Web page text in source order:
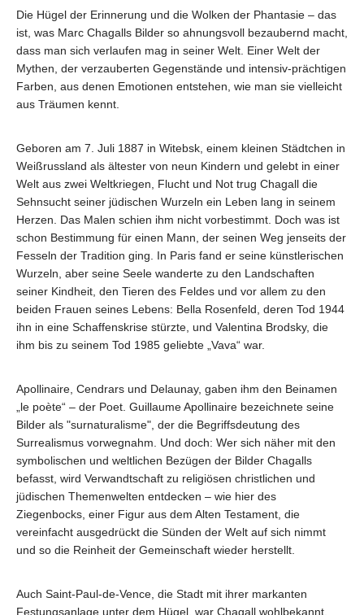
Die Hügel der Erinnerung und die Wolken der Phantasie – das
ist, was Marc Chagalls Bilder so ahnungsvoll bezaubernd macht,
dass man sich verlaufen mag in seiner Welt. Einer Welt der
Mythen, der verzauberten Gegenstände und intensiv-prächtigen
Farben, aus denen Emotionen entstehen, wie man sie vielleicht
aus Träumen kennt.
Geboren am 7. Juli 1887 in Witebsk, einem kleinen Städtchen in
Weißrussland als ältester von neun Kindern und gelebt in einer
Welt aus zwei Weltkriegen, Flucht und Not trug Chagall die
Sehnsucht seiner jüdischen Wurzeln ein Leben lang in seinem
Herzen. Das Malen schien ihm nicht vorbestimmt. Doch was ist
schon Bestimmung für einen Mann, der seinen Weg jenseits der
Fesseln der Tradition ging. In Paris fand er seine künstlerischen
Wurzeln, aber seine Seele wanderte zu den Landschaften
seiner Kindheit, den Tieren des Feldes und vor allem zu den
beiden Frauen seines Lebens: Bella Rosenfeld, deren Tod 1944
ihn in eine Schaffenskrise stürzte, und Valentina Brodsky, die
ihm bis zu seinem Tod 1985 geliebte „Vava“ war.
Apollinaire, Cendrars und Delaunay, gaben ihm den Beinamen
„le poète“ – der Poet. Guillaume Apollinaire bezeichnete seine
Bilder als "surnaturalisme", der die Begriffsdeutung des
Surrealismus vorwegnahm. Und doch: Wer sich näher mit den
symbolischen und weltlichen Bezügen der Bilder Chagalls
befasst, wird Verwandtschaft zu religiösen christlichen und
jüdischen Themenwelten entdecken – wie hier des
Ziegenbocks, einer Figur aus dem Alten Testament, die
vereinfacht ausgedrückt die Sünden der Welt auf sich nimmt
und so die Reinheit der Gemeinschaft wieder herstellt.
Auch Saint-Paul-de-Vence, die Stadt mit ihrer markanten
Festungsanlage unter dem Hügel, war Chagall wohlbekannt.